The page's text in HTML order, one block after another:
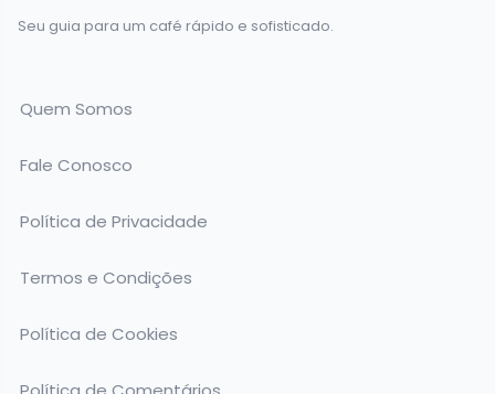
Seu guia para um café rápido e sofisticado.
Quem Somos
Fale Conosco
Política de Privacidade
Termos e Condições
Política de Cookies